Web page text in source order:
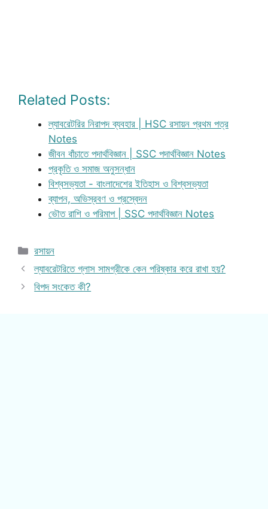
Related Posts:
ল্যাবরেটরির নিরাপদ ব্যবহার | HSC রসায়ন প্রথম পত্র
Notes
জীবন বাঁচাতে পদার্থবিজ্ঞান | SSC পদার্থবিজ্ঞান Notes
প্রকৃতি ও সমাজ অনুসন্ধান
বিশ্বসভ্যতা - বাংলাদেশের ইতিহাস ও বিশ্বসভ্যতা
ব্যাপন, অভিস্রবণ ও প্রস্বেদন
ভৌত রাশি ও পরিমাপ | SSC পদার্থবিজ্ঞান Notes
Categories
রসায়ন
ল্যাবরেটরিতে গ্লাস সামগ্রীকে কেন পরিষ্কার করে রাখা হয়?
বিপদ সংকেত কী?